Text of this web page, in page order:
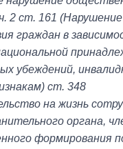
2 ст. 161 (Нарушение
граждан в
убеждений,
ст. 348
на жизнь
органа,
формирования